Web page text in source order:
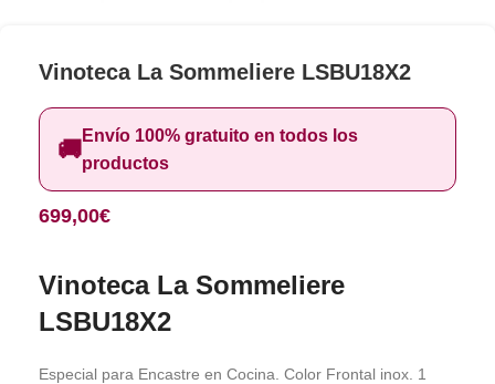
Vinoteca La Sommeliere LSBU18X2
🚚Envío 100% gratuito en todos los
productos
699,00€
Vinoteca La Sommeliere
LSBU18X2
Especial para Encastre en Cocina. Color Frontal inox. 1